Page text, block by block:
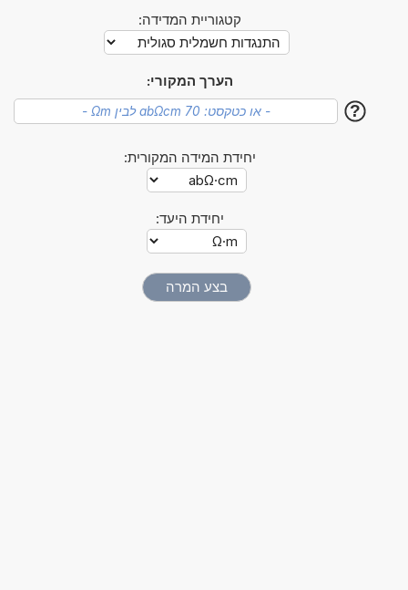
קטגוריית המדידה:
הערך המקורי:
?
יחידת המידה המקורית:
יחידת היעד: